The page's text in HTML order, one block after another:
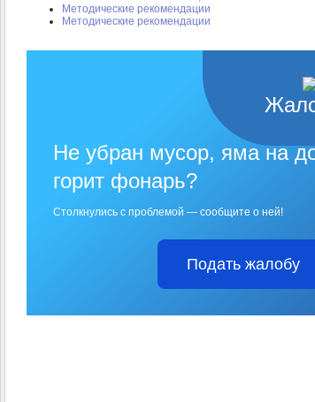
Методические рекомендации
Методические рекомендации
Не убран мусор, яма на
горит фонарь?
Столкнулись с проблемой — сообщите о ней!
Подать жалобу